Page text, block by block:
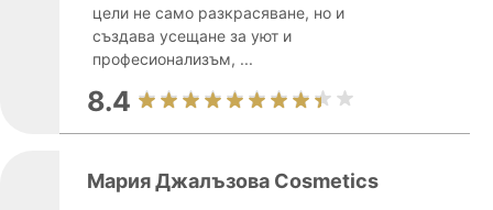
цели не само разкрасяване, но и
създава усещане за уют и
професионализъм, ...
8.4
Мария Джалъзова Cosmetics